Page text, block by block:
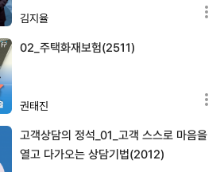
김지율
02_주택화재보험(2511)
권태진
고객상담의 정석_01_고객 스스로 마음을
열고 다가오는 상담기법(2012)